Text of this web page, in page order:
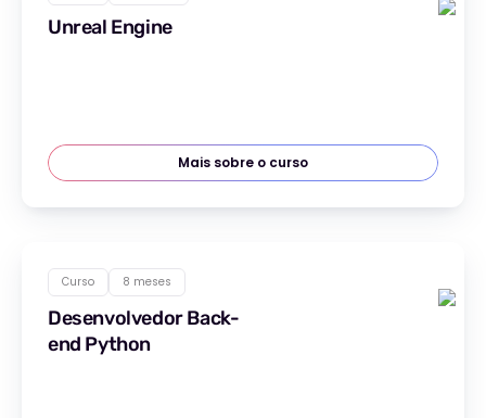
Unreal Engine
Mais sobre o curso
Curso 8 meses
Desenvolvedor Back-
end Python